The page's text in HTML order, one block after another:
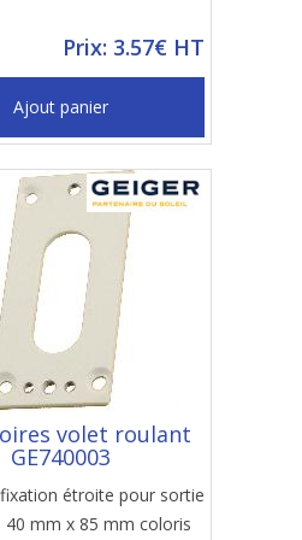
Prix: 3.57€ HT
Ajout panier
volet roulant
GE740003
étroite pour sortie
40 mm x 85 mm coloris